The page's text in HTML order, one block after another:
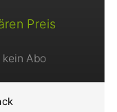
Preis
Abo